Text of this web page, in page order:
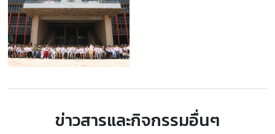
ข่าวสารและกิจกรรมอื่นๆ